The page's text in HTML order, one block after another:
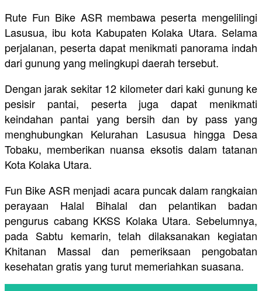
Rute Fun Bike ASR membawa peserta mengelilingi
Lasusua, ibu kota Kabupaten Kolaka Utara. Selama
perjalanan, peserta dapat menikmati panorama indah
dari gunung yang melingkupi daerah tersebut.
Dengan jarak sekitar 12 kilometer dari kaki gunung ke
pesisir pantai, peserta juga dapat menikmati
keindahan pantai yang bersih dan by pass yang
menghubungkan Kelurahan Lasusua hingga Desa
Tobaku, memberikan nuansa eksotis dalam tatanan
Kota Kolaka Utara.
Fun Bike ASR menjadi acara puncak dalam rangkaian
perayaan Halal Bihalal dan pelantikan badan
pengurus cabang KKSS Kolaka Utara. Sebelumnya,
pada Sabtu kemarin, telah dilaksanakan kegiatan
Khitanan Massal dan pemeriksaan pengobatan
kesehatan gratis yang turut memeriahkan suasana.